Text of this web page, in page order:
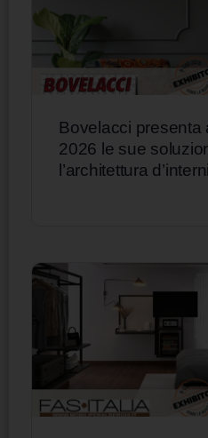
Bovelacci presenta
2026 le sue
l’architettura